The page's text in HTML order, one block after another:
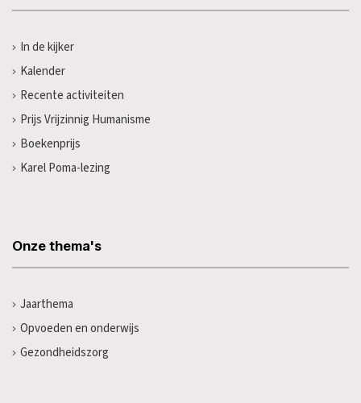
In de kijker
Kalender
Recente activiteiten
Prijs Vrijzinnig Humanisme
Boekenprijs
Karel Poma-lezing
Onze thema's
Jaarthema
Opvoeden en onderwijs
Gezondheidszorg